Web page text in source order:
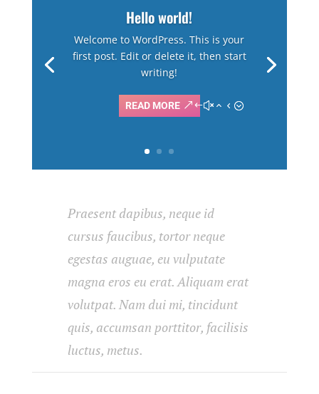
Hello world!
Welcome to WordPress. This is your
first post. Edit or delete it, then start
writing!
READ MORE
Praesent dapibus, neque id
cursus faucibus, tortor neque
egestas auguae, eu vulputate
magna eros eu erat. Aliquam erat
volutpat. Nam dui mi, tincidunt
quis, accumsan porttitor, facilisis
luctus, metus.